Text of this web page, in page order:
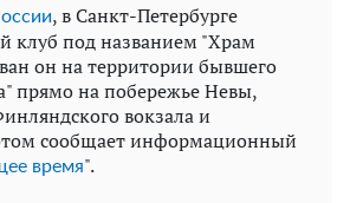
, в Санкт-Петербурге
клуб под названием "Храм
он на территории бывшего
прямо на побережье Невы,
вокзала и
сообщает информационный
время".